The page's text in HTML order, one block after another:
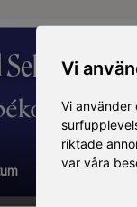
Vi
Vi
riktade
var våra